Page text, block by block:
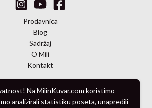
Na MilinKuvar.com koristimo
analizirali statistiku poseta, unapredili
Prodavnica
Blog
Sadržaj
O Mili
Kontakt